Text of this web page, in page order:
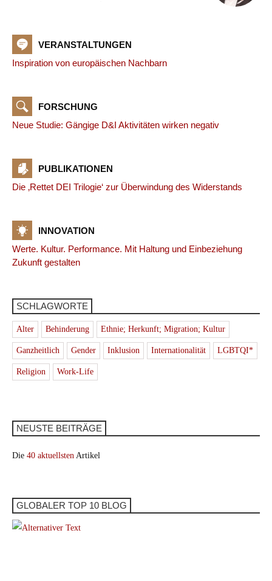
VERANSTALTUNGEN
Inspiration von europäischen Nachbarn
FORSCHUNG
Neue Studie: Gängige D&I Aktivitäten wirken negativ
PUBLIKATIONEN
Die ‚Rettet DEI Trilogie‘ zur Überwindung des Widerstands
INNOVATION
Werte. Kultur. Performance. Mit Haltung und Einbeziehung
Zukunft gestalten
SCHLAGWORTE
Alter Behinderung Ethnie; Herkunft; Migration; Kultur
Ganzheitlich Gender Inklusion Internationalität LGBTQI*
Religion Work-Life
NEUSTE BEITRÄGE
Die 40 aktuellsten Artikel
GLOBALER TOP 10 BLOG